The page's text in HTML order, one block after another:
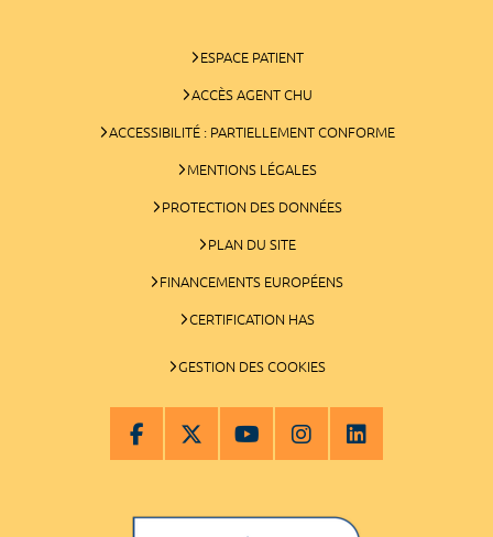
ESPACE PATIENT
ACCÈS AGENT CHU
ACCESSIBILITÉ : PARTIELLEMENT CONFORME
MENTIONS LÉGALES
PROTECTION DES DONNÉES
PLAN DU SITE
FINANCEMENTS EUROPÉENS
CERTIFICATION HAS
GESTION DES COOKIES